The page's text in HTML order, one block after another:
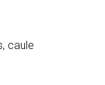
caule